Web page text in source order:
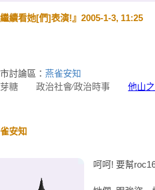
續看她[們]表演!』2005-1-3, 11:25
討論區： 燕雀安知
糖 政治社會∕政治時事 他山
安知
呵呵! 要幫